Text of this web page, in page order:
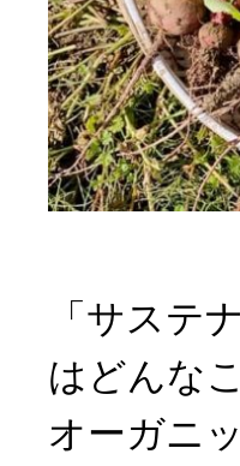
「サステ
はどんな
オーガニ